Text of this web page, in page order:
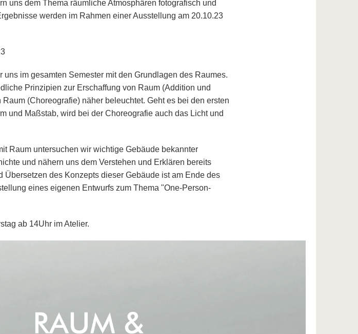
uns dem Thema räumliche Atmosphären fotografisch und
werden im Rahmen einer Ausstellung am 20.10.23
uns im gesamten Semester mit den Grundlagen des Raumes.
Prinzipien zur Erschaffung von Raum (Addition und
(Choreografie) näher beleuchtet. Geht es bei den ersten
und Maßstab, wird bei der Choreografie auch das Licht und
Raum untersuchen wir wichtige Gebäude bekannter
und nähern uns dem Verstehen und Erklären bereits
Übersetzen des Konzepts dieser Gebäude ist am Ende des
eines eigenen Entwurfs zum Thema "One-Person-
ab 14Uhr im Atelier.